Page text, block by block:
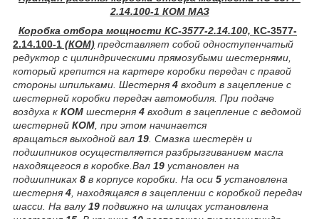
2.14.100-1 КОМ МАЗ
Коробка отбора мощности КС-3577-2.14.100, КС-3577-
2.14.100-1 (КОМ) представляет собой одноступенчатый
редуктор с цилиндрическими прямозубыми шестернями,
который крепится на картере коробки передач с правой
стороны шпильками. Шестерня 4 входит в зацепление с
шестерней коробки передач автомобиля. При подаче
воздуха к КОМ шестерня 4 входит в зацепление с ведомой
шестерней КОМ, при этом начинается
вращаться выходной вал 19. Смазка шестерён и
подшипников осуществляется разбрызгиванием масла
находящегося в коробке.Вал 19 установлен на
подшипниках 8 в корпусе коробки. На оси 5 установлена
шестерня 4, находящаяся в зацеплении с коробкой передач
шасси. На валу19 подвижно на шлицах установлена